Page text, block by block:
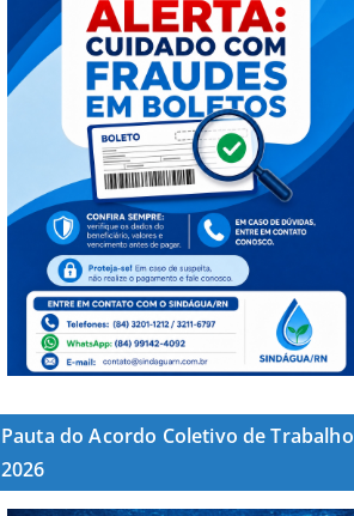
Pauta do Acordo Coletivo de Trabalho
2026